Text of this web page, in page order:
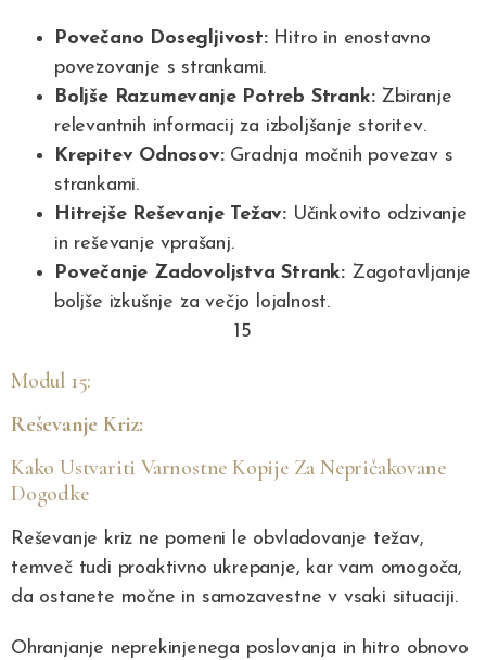
Povečano Dosegljivost:Hitro in enostavno
povezovanje s strankami.
Boljše Razumevanje Potreb Strank:Zbiranje
relevantnih informacij za izboljšanje storitev.
Krepitev Odnosov:Gradnja močnih povezav s
strankami.
Hitrejše Reševanje Težav: Učinkovito odzivanje
in reševanje vprašanj.
Povečanje Zadovoljstva Strank: Zagotavljanje
boljše izkušnje za večjo lojalnost.
15
Modul 15:
Reševanje Kriz:
Kako Ustvariti Varnostne Kopije Za Nepričakovane
Dogodke
Reševanje kriz ne pomeni le obvladovanje težav,
temveč tudi proaktivno ukrepanje, kar vam omogoča,
da ostanete močne in samozavestne v vsaki situaciji.
Ohranjanje neprekinjenega poslovanja in hitro obnovo